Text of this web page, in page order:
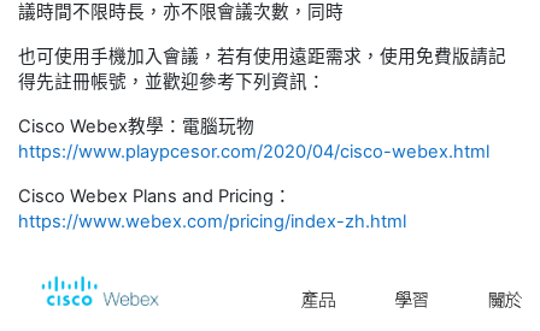
議時間不限時長，亦不限會議次數，同時
也可使用手機加入會議，若有使用遠距需求，使用免費版請記
得先註冊帳號，並歡迎參考下列資訊：
Cisco Webex教學：電腦玩物
https://www.playpcesor.com/2020/04/cisco-webex.html
Cisco Webex Plans and Pricing：
https://www.webex.com/pricing/index-zh.html